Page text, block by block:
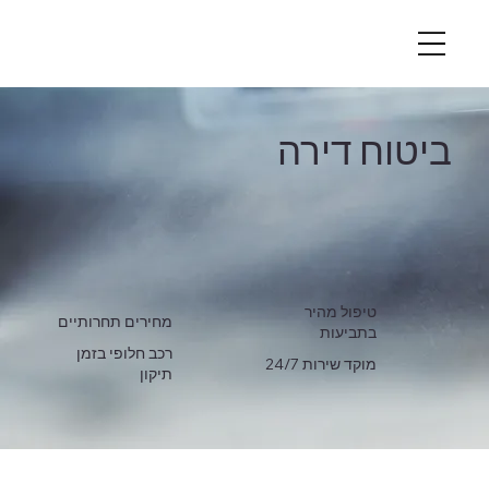
ביטוח דירה
מחירים תחרותיים
טיפול מהיר
בתביעות
רכב חלופי בזמן
תיקון
מוקד שירות 24/7